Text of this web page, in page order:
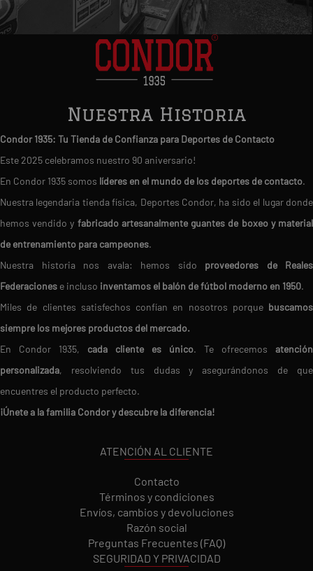
Nuestra Historia
Condor 1935: Tu Tienda de Confianza para Deportes de Contacto
Este 2025 celebramos nuestro 90 aniversario!
En Condor 1935 somos líderes en el mundo de los deportes de contacto.
Nuestra legendaria tienda física, Deportes Condor, ha sido el lugar donde
hemos vendido y fabricado artesanalmente guantes de boxeo y material
de entrenamiento para campeones.
Nuestra historia nos avala: hemos sido proveedores de Reales
Federaciones e incluso inventamos el balón de fútbol moderno en 1950.
Miles de clientes satisfechos confían en nosotros porque buscamos
siempre los mejores productos del mercado.
En Condor 1935, cada cliente es único. Te ofrecemos atención
personalizada, resolviendo tus dudas y asegurándonos de que
encuentres el producto perfecto.
¡Únete a la familia Condor y descubre la diferencia!
ATENCIÓN AL CLIENTE
Contacto
Términos y condiciones
Envíos, cambios y devoluciones
Razón social
Preguntas Frecuentes (FAQ)
SEGURIDAD Y PRIVACIDAD